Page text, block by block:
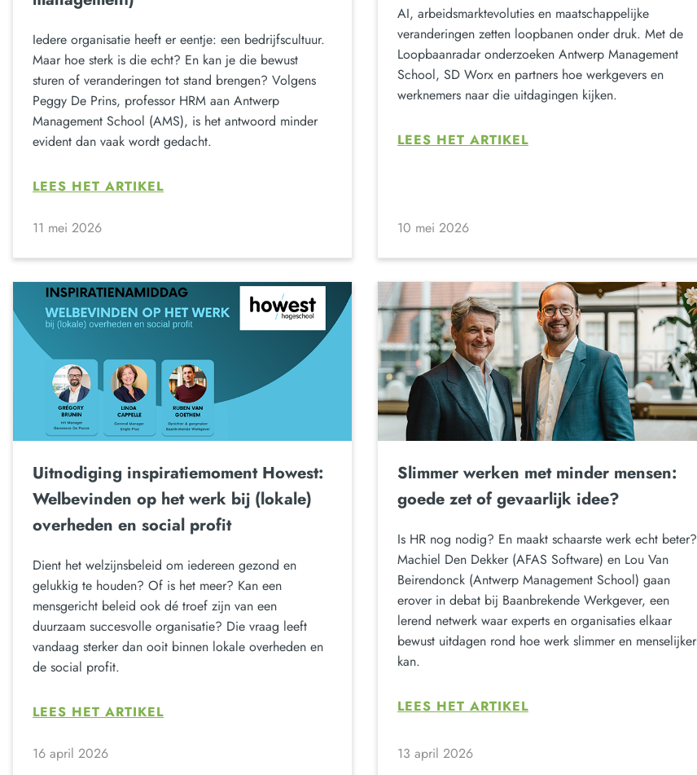
Iedere organisatie heeft er eentje: een bedrijfscultuur.
Maar hoe sterk is die echt? En kan je die bewust
sturen of veranderingen tot stand brengen? Volgens
Peggy De Prins, professor HRM aan Antwerp
Management School (AMS), is het antwoord minder
evident dan vaak wordt gedacht.
LEES HET ARTIKEL
11 mei 2026
AI, arbeidsmarktevoluties en maatschappelijke
veranderingen zetten loopbanen onder druk. Met de
Loopbaanradar onderzoeken Antwerp Management
School, SD Worx en partners hoe werkgevers en
werknemers naar die uitdagingen kijken.
LEES HET ARTIKEL
10 mei 2026
Uitnodiging inspiratiemoment Howest:
Welbevinden op het werk bij (lokale)
overheden en social profit
Dient het welzijnsbeleid om iedereen gezond en
gelukkig te houden? Of is het meer? Kan een
mensgericht beleid ook dé troef zijn van een
duurzaam succesvolle organisatie? Die vraag leeft
vandaag sterker dan ooit binnen lokale overheden en
de social profit.
LEES HET ARTIKEL
16 april 2026
Slimmer werken met minder mensen:
goede zet of gevaarlijk idee?
Is HR nog nodig? En maakt schaarste werk echt beter?
Machiel Den Dekker (AFAS Software) en Lou Van
Beirendonck (Antwerp Management School) gaan
erover in debat bij Baanbrekende Werkgever, een
lerend netwerk waar experts en organisaties elkaar
bewust uitdagen rond hoe werk slimmer en menselijker
kan.
LEES HET ARTIKEL
13 april 2026